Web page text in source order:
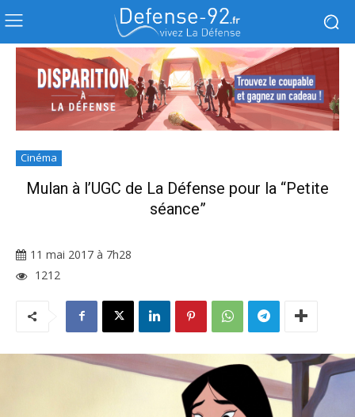
Cinéma
Mulan à l’UGC de La Défense pour la “Petite
séance”
11 mai 2017 à 7h28
1212